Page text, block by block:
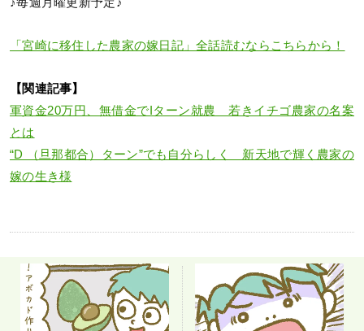
「宮崎に移住した農家の嫁日記」全話読むならこちらから！
【関連記事】
軍資金20万円、無借金でIターン就農 若きイチゴ農家の名案
とは
“D （旦那都合）ターン”でも自分らしく 新天地で輝く農家の
嫁の生き様